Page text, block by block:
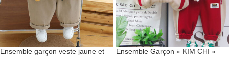
Ensemble garçon veste jaune et
Ensemble Garçon « KIM CHI » –